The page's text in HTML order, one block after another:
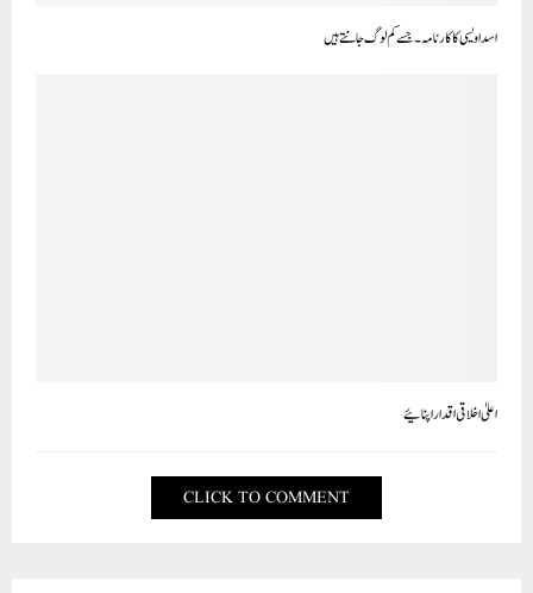
اسد اویسی کا کارنامہ۔جسے کم لوگ جانتے ہیں
اعلیٰ اخلاقی اقدار اپنا ئیے
CLICK TO COMMENT